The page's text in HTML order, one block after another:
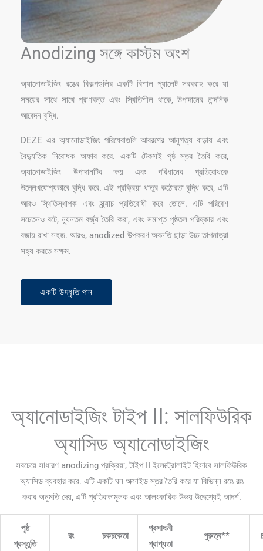
Anodizing সঙ্গে কাস্টম অংশ
অ্যানোডাইজিং রঙের বিকল্পগুলির একটি বিশাল প্যালেট সরবরাহ করে যা
সময়ের সাথে সাথে প্রাণবন্ত এবং স্থিতিশীল থাকে, উপাদানের নান্দনিক
আবেদন বৃদ্ধি.
DEZE এর অ্যানোডাইজিং পরিষেবাগুলি আবরণের আনুগত্য বাড়ায় এবং
বৈদ্যুতিক নিরোধক অফার করে. একটি টেকসই পৃষ্ঠ স্তর তৈরি করে,
অ্যানোডাইজিং উপাদানটির ক্ষয় এবং পরিধানের প্রতিরোধকে
উল্লেখযোগ্যভাবে বৃদ্ধি করে. এই প্রক্রিয়া ধাতুর কঠোরতা বৃদ্ধি করে, এটি
আরও স্থিতিস্থাপক এবং স্ক্র্যাচ প্রতিরোধী করে তোলে. এটি পরিবেশ
সচেতনও বটে, ন্যূনতম বর্জ্য তৈরি করা, এবং সমাপ্ত পৃষ্ঠতল পরিষ্কার এবং
বজায় রাখা সহজ. আরও, anodized উপকরণ অবনতি ছাড়া উচ্চ তাপমাত্রা
সহ্য করতে সক্ষম.
একটি উদ্ধৃতি পান
অ্যানোডাইজিং টাইপ II: সালফিউরিক
অ্যাসিড অ্যানোডাইজিং
সবচেয়ে সাধারণ anodizing প্রক্রিয়া, টাইপ II ইলেক্ট্রোলাইট হিসাবে সালফিউরিক
অ্যাসিড ব্যবহার করে. এটি একটি ঘন অক্সাইড স্তর তৈরি করে যা বিভিন্ন রঙে রঙ
করার অনুমতি দেয়, এটি প্রতিরক্ষামূলক এবং আলংকারিক উভয় উদ্দেশ্যেই আদর্শ.
পৃষ্ঠ
প্রস্তুতি
রং চকচকেতা
প্রসাধনী
প্রাপ্যতা
পুরুত্ব**